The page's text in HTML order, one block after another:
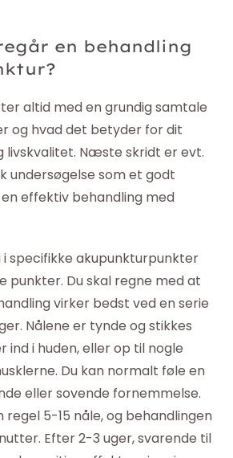
en behandling
altid med en grundig samtale
og hvad det betyder for dit
livskvalitet. Næste skridt er evt.
undersøgelse som et godt
effektiv behandling med
specifikke akupunkturpunkter
punkter. Du skal regne med at
virker bedst ved en serie
Nålene er tynde og stikkes
ind i huden, eller op til nogle
Du kan normalt føle en
eller sovende fornemmelse.
regel 5-15 nåle, og behandlingen
Efter 2-3 uger, svarende til